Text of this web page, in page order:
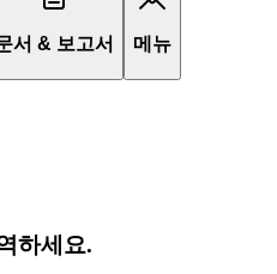
서 & 보고서 메뉴
하세요.